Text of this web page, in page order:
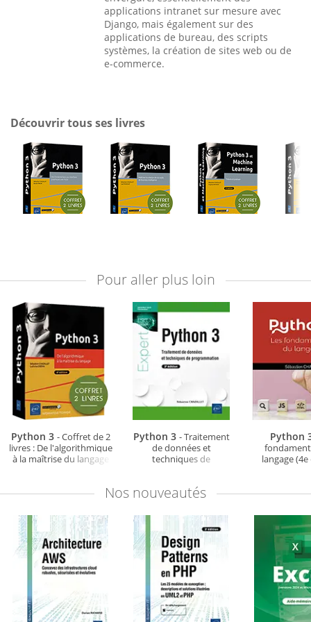
applications intranet sur mesure avec
Django, mais également sur des
applications de bureau, des scripts
systèmes, la création de sites web ou de
e-commerce.
Découvrir tous ses livres
Pour aller plus loin
Python 3 - Coffret de 2
livres : De l'algorithmique
à la maîtrise du langage
Python 3 - Traitement
de données et
techniques de
Python
langage
Nos nouveautés